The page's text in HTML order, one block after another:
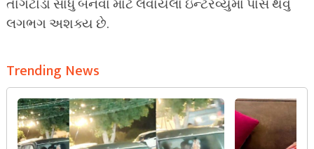
તાંગટોડા સાધુ બનવા માટે લેવાયેલા ઇન્ટરવ્યુમાં પાસ થવું
લગભગ અશક્ય છે.
Trending News